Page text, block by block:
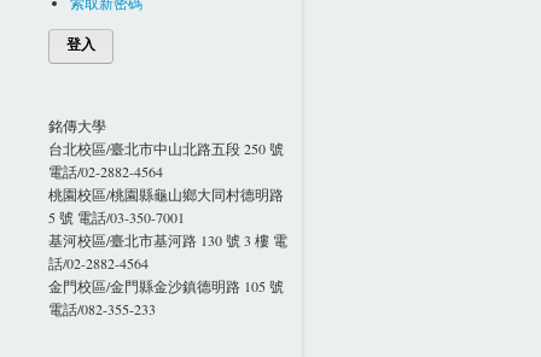
銘傳大學
台北校區/臺北市中山北路五段 250 號
電話/02-2882-4564
桃園校區/桃園縣龜山鄉大同村德明路
5 號 電話/03-350-7001
基河校區/臺北市基河路 130 號 3 樓 電
話/02-2882-4564
金門校區/金門縣金沙鎮德明路 105 號
電話/082-355-233